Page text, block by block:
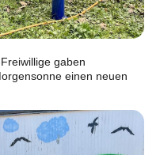
gaben
einen neuen